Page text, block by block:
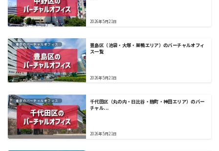
2026年5月21日
東京のバーチャルオフィス
豊島区（池袋・大塚・巣鴨エリア）のバーチャルオフィ
ス一覧
2026年5月21日
東京のバーチャルオフィス
千代田区（丸の内・日比谷・麹町・神田エリア）のバー
チャル...
2026年5月21日